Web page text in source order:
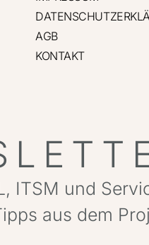
AGB
KONTAKT
ITSM und
aus dem